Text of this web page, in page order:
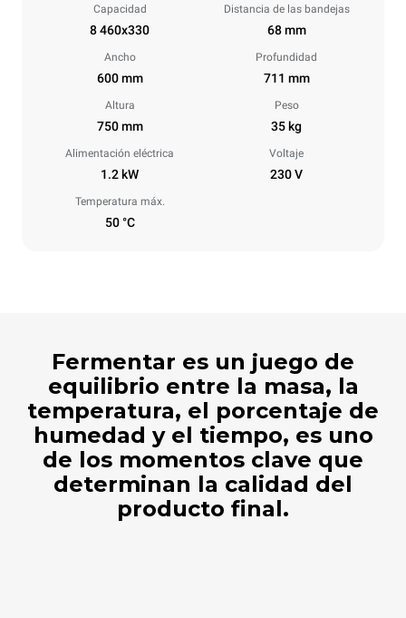
Capacidad
8 460x330
Distancia de las bandejas
68 mm
Ancho
600 mm
Profundidad
711 mm
Altura
750 mm
Peso
35 kg
Alimentación eléctrica
1.2 kW
Voltaje
230 V
Temperatura máx.
50 °C
Fermentar es un juego de
equilibrio entre la masa, la
temperatura, el porcentaje de
humedad y el tiempo, es uno
de los momentos clave que
determinan la calidad del
producto final.